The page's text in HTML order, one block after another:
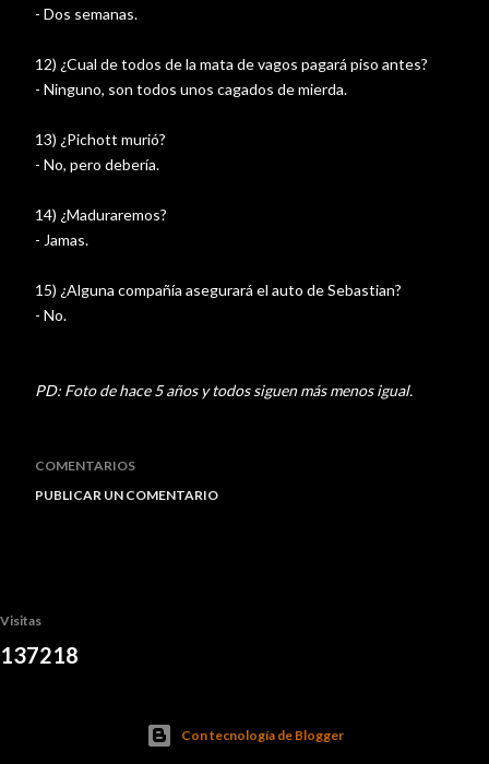
- Dos semanas.
12) ¿Cual de todos de la mata de vagos pagará piso antes?
- Ninguno, son todos unos cagados de mierda.
13) ¿Pichott murió?
- No, pero debería.
14) ¿Maduraremos?
- Jamas.
15) ¿Alguna compañía asegurará el auto de Sebastian?
- No.
PD: Foto de hace 5 años y todos siguen más menos igual.
COMENTARIOS
PUBLICAR UN COMENTARIO
Visitas
137218
Con tecnología de Blogger